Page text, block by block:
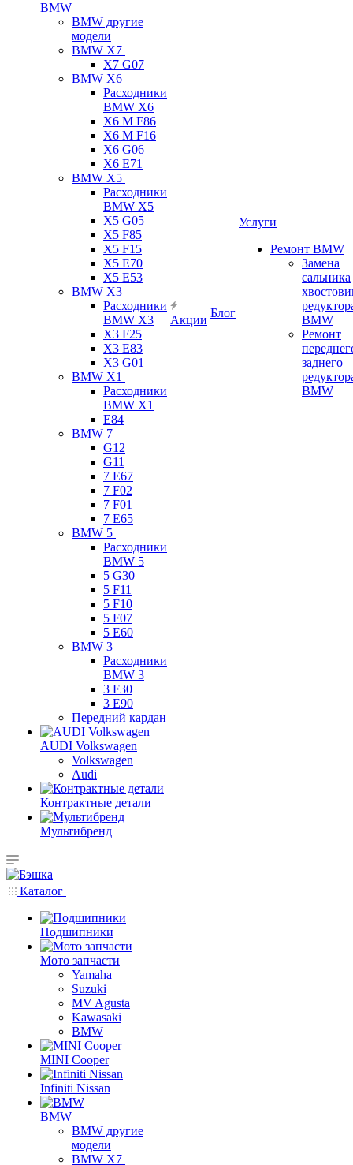
BMW
BMW другие
модели
BMW X7
X7 G07
BMW X6
Расходники
BMW X6
X6 M F86
X6 M F16
X6 G06
X6 E71
BMW X5
Расходники
BMW X5
X5 G05
X5 F85
X5 F15
X5 E70
X5 E53
BMW X3
Расходники
BMW X3
X3 F25
X3 E83
X3 G01
BMW X1
Расходники
BMW X1
E84
BMW 7
G12
G11
7 Е67
7 F02
7 F01
7 E65
BMW 5
Расходники
BMW 5
5 G30
5 F11
5 F10
5 F07
5 E60
BMW 3
Расходники
BMW 3
3 F30
3 E90
Передний кардан
AUDI Volkswagen
Volkswagen
Audi
Контрактные детали
Мультибренд
Акции
Блог
Услуги
Ремонт BMW
Замена
сальника
BMW
Ремонт
заднего
BMW
Каталог
Подшипники
Мото запчасти
Yamaha
Suzuki
MV Agusta
Kawasaki
BMW
MINI Cooper
Infiniti Nissan
BMW
BMW другие
модели
BMW X7